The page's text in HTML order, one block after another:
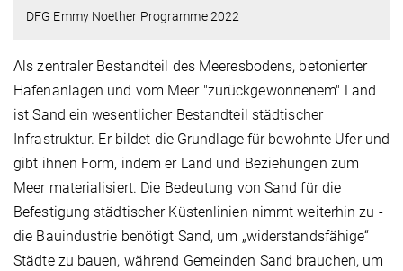
DFG Emmy Noether Programme 2022
Als zentraler Bestandteil des Meeresbodens, betonierter
Hafenanlagen und vom Meer "zurückgewonnenem" Land
ist Sand ein wesentlicher Bestandteil städtischer
Infrastruktur. Er bildet die Grundlage für bewohnte Ufer und
gibt ihnen Form, indem er Land und Beziehungen zum
Meer materialisiert. Die Bedeutung von Sand für die
Befestigung städtischer Küstenlinien nimmt weiterhin zu -
die Bauindustrie benötigt Sand, um „widerstandsfähige“
Städte zu bauen, während Gemeinden Sand brauchen, um